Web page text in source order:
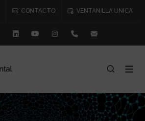
CONTACTO VENTANILLA UNICA
Twitter LinkedinYoutubeInstagram91 541 57 76/77